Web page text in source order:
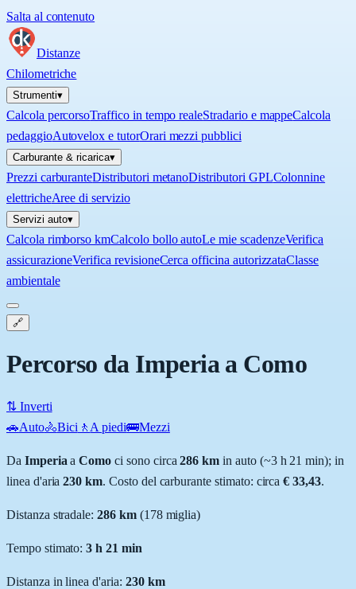
Salta al contenuto
Distanze
Chilometriche
Strumenti▾
Calcola percorsoTraffico in tempo realeStradario e mappeCalcola
pedaggioAutovelox e tutorOrari mezzi pubblici
Carburante & ricarica▾
Prezzi carburanteDistributori metanoDistributori GPLColonnine
elettricheAree di servizio
Servizi auto▾
Calcola rimborso kmCalcolo bollo autoLe mie scadenzeVerifica
assicurazioneVerifica revisioneCerca officina autorizzataClasse
ambientale
🔗
Percorso da Imperia a Como
⇅ Inverti
🚗Auto🚴Bici 🚶 A piedi🚌Mezzi
Da Imperia aComo ci sono circa 286 km in auto (~3 h 21 min); in
linea d'aria230 km. Costo del carburante stimato: circa € 33,43.
Distanza stradale:286km (178miglia)
Tempo stimato:3 h 21 min
Distanza in linea d'aria: 230km